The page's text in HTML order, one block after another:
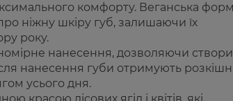
комфорту. Веганська
ніжну шкіру губ, залишаючи їх
року.
нанесення, дозволяючи
нанесення губи отримують
усього дня.